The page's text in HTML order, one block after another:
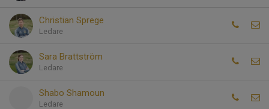
Christian Sprege
Ledare
Sara Brattström
Ledare
Shabo Shamoun
Ledare